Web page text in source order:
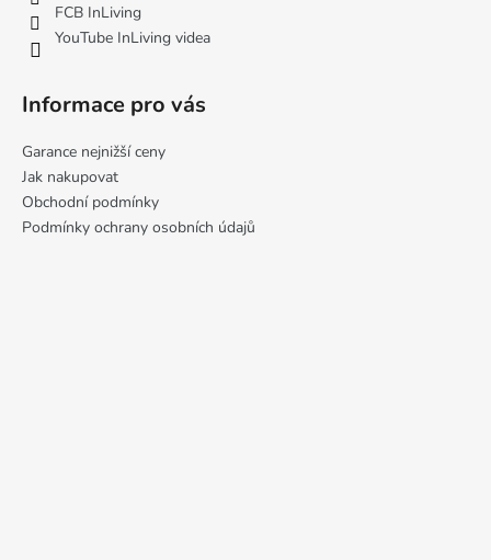
u
FCB InLiving
YouTube InLiving videa
Informace pro vás
Garance nejnižší ceny
Jak nakupovat
Obchodní podmínky
Podmínky ochrany osobních údajů